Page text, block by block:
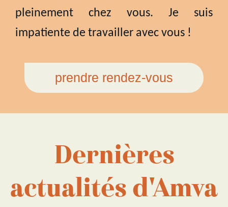
pleinement chez vous. Je suis
impatiente de travailler avec vous !
prendre rendez-vous
Dernières
actualités d'Amva